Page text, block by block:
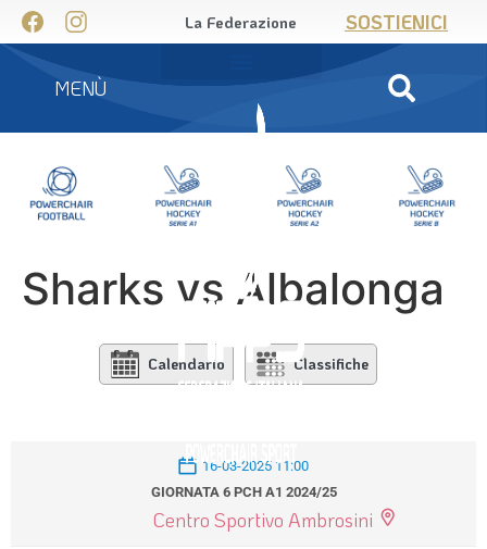
La Federazione SOSTIENICI
MENÙ
Sharks vs Albalonga
Calendario Classifiche
16-03-2025 11:00
GIORNATA 6 PCH A1 2024/25
Centro Sportivo Ambrosini